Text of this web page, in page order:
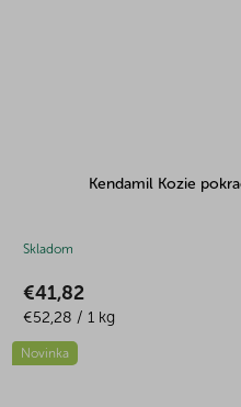
Kendamil Kozie
Skladom
€41,82
Jednotková
cena:
€52,28 / 1 kg
Novinka